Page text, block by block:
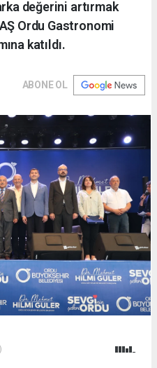
değerini artırmak
Ordu Gastronomi
katıldı.
ABONE OL